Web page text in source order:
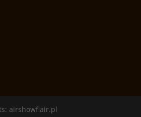
airshowflair.pl